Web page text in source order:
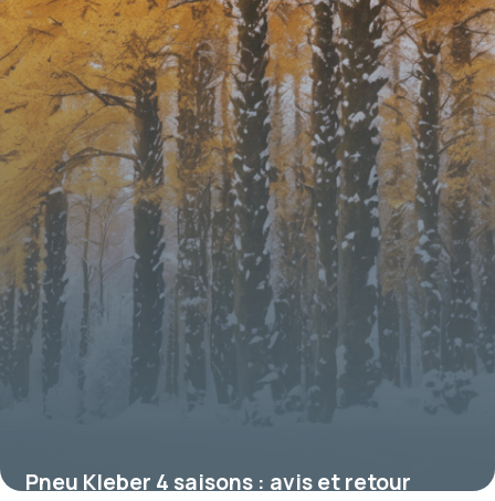
Pneu Kleber 4 saisons : avis et retour